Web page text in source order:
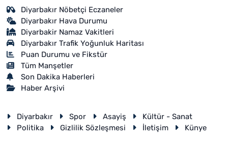
Diyarbakır Nöbetçi Eczaneler
Diyarbakır Hava Durumu
Diyarbakir Namaz Vakitleri
Diyarbakır Trafik Yoğunluk Haritası
Puan Durumu ve Fikstür
Tüm Manşetler
Son Dakika Haberleri
Haber Arşivi
Diyarbakır Spor Asayiş
Kültür - Sanat
Politika
Gizlilik Sözleşmesi İletişim Künye